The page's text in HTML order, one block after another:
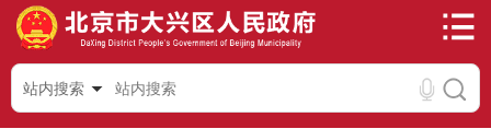
站内搜索